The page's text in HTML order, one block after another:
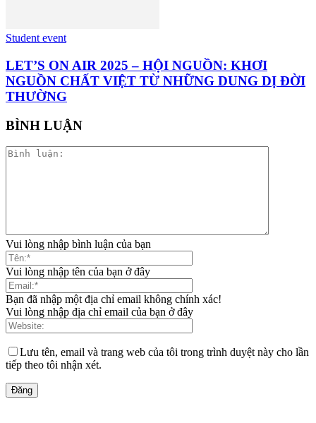
Student event
LET’S ON AIR 2025 – HỘI NGUỒN: KHƠI
NGUỒN CHẤT VIỆT TỪ NHỮNG DUNG DỊ ĐỜI
THƯỜNG
BÌNH LUẬN
Vui lòng nhập bình luận của bạn
Vui lòng nhập tên của bạn ở đây
Bạn đã nhập một địa chỉ email không chính xác!
Vui lòng nhập địa chỉ email của bạn ở đây
Lưu tên, email và trang web của tôi trong trình duyệt này cho lần
tiếp theo tôi nhận xét.